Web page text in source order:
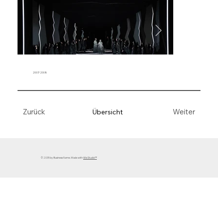
2007/2008
Weiter
Zurück Übersicht
© 2035 by Business Name. Made withWix Studio™